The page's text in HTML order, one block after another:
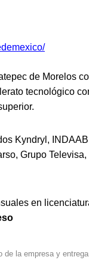
de Morelos
tecnológico
Kyndryl,
Grupo Televisa,
en
la empresa y